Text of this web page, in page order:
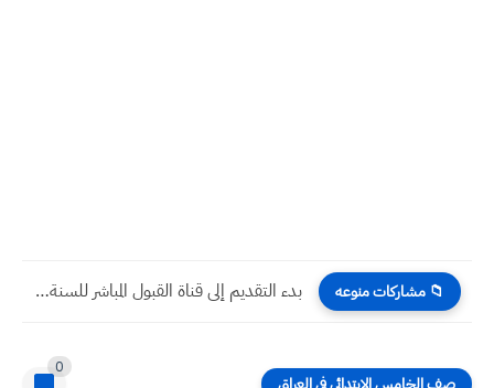
📁 مشاركات منوعه بدء التقديم إلى قناة القبول المباشر للسنة الدراسية 2025/2024
0